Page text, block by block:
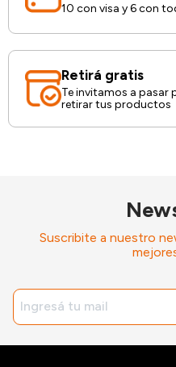
10 con visa y 6 con
Retirá gratis
Te invitamos a pasar
retirar tus productos
Suscribite a nuestro